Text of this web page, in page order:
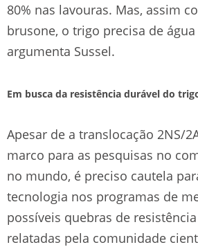
80% nas lavouras. Mas, assim
brusone, o trigo precisa de água
argumenta Sussel.
Em busca da resistência durável do
Apesar de a translocação 2NS/
marco para as pesquisas no
no mundo, é preciso cautela
tecnologia nos programas de
possíveis quebras de
relatadas pela comunidade